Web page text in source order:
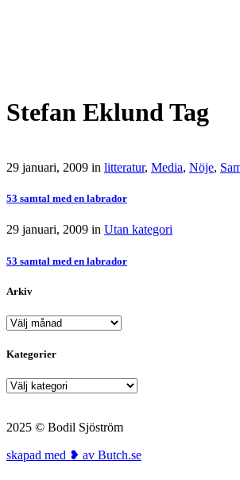
Stefan Eklund Tag
29 januari, 2009 in litteratur, Media, Nöje,
53 samtal med en labrador
29 januari, 2009 in Utan kategori
53 samtal med en labrador
Arkiv
Arkiv
Kategorier
Kategorier
2025 © Bodil Sjöström
skapad med ❥ av Butch.se